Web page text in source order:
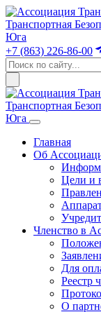
Транспортная
Юга
+7 (863) 226-86-00
Транспортная
Юга
Главная
Об
Цели и
Членство в
Для
Реестр
О